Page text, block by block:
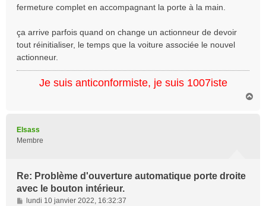
fermeture complet en accompagnant la porte à la main.
ça arrive parfois quand on change un actionneur de devoir
tout réinitialiser, le temps que la voiture associée le nouvel
actionneur.
Je suis anticonformiste, je suis 1007iste
Elsass
Membre
Re: Problème d'ouverture automatique porte droite
avec le bouton intérieur.
Mlundi 10 janvier 2022, 16:32:37